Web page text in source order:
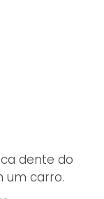
dente do
um carro.